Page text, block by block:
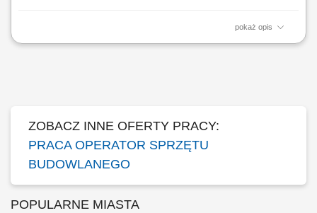
pokaż opis
ZADANIA: Obsługa koparki kołowej, koparko-ładowarki, ładowarki
ZOBACZ INNE OFERTY PRACY:
PRACA OPERATOR SPRZĘTU
BUDOWLANEGO
POPULARNE MIASTA